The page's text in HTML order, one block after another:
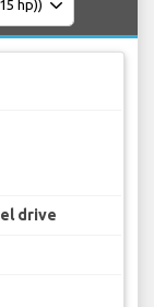
drive